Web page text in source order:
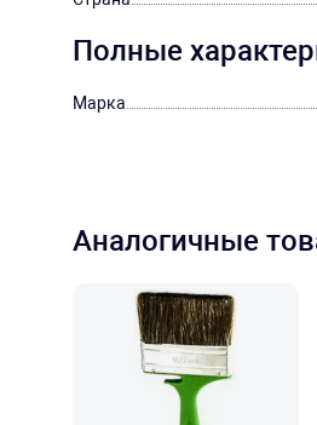
Полные
Марка
Аналогичные